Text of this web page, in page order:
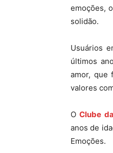
emoções,
solidão.
Usuários
últimos
amor, que
valores
OClube
anos de
Emoções.